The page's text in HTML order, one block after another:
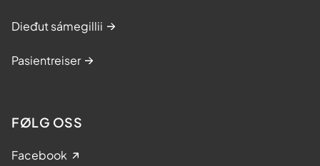
Dieđut sámegillii
Pasientreiser
FØLG OSS
Facebook